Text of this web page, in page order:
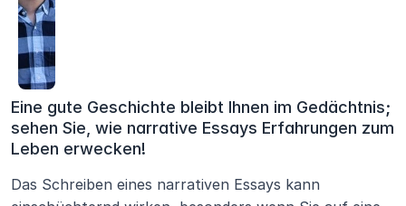
Eine gute Geschichte bleibt Ihnen im Gedächtnis;
sehen Sie, wie narrative Essays Erfahrungen zum
Leben erwecken!
Das Schreiben eines narrativen Essays kann